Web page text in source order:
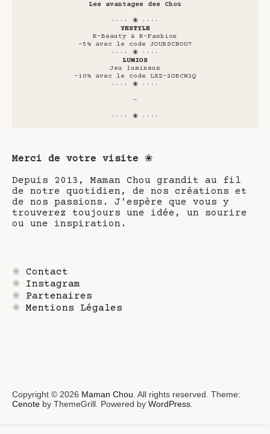
Les avantages des Chou
···· ❀ ····
YESTYLE
K-Beauty & K-Fashion
-5% avec le code JOURSCHOU7
···· ❀ ····
LUMIOS
Jeu lumineux
-10% avec le code LXZ-2OBCW2Q
···· ❀ ····
-
···· ❀ ····
Merci de votre visite ❀
Depuis 2013, Maman Chou grandit au fil
de notre quotidien, de nos créations et
de nos passions. J'espère que vous y
trouverez toujours une idée, un sourire
ou une inspiration.
❀ Contact
❀ Instagram
❀ Partenaires
❀ Mentions Légales
Copyright © 2026 Maman Chou. All rights reserved. Theme:
Cenote by ThemeGrill. Powered by WordPress.